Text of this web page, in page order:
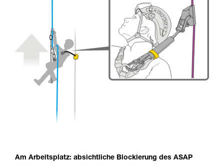
Am Arbeitsplatz: absichtliche Blockierung des ASAP